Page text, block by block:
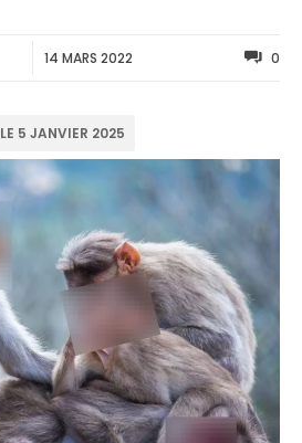
14 MARS 2022 0
5 JANVIER 2025